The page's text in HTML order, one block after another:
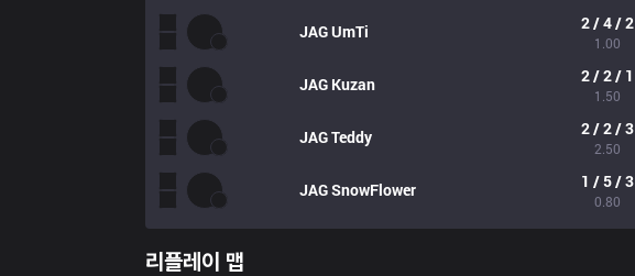
JAGUmTi 2 / 4 / 2
1.00
JAG Kuzan 2 / 2 / 1
1.50
JAGTeddy 2 / 2 / 3
2.50
JAGSnowFlower 1 / 5 / 3
0.80
리플레이 맵